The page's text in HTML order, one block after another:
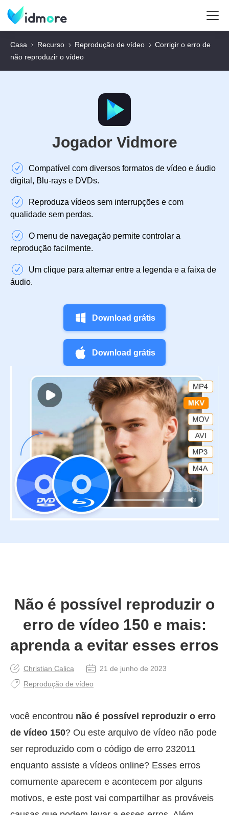
Casa Recurso Reprodução de vídeo
Corrigir o erro de
não reproduzir o vídeo
Jogador Vidmore
Compatível com diversos formatos de vídeo e áudio
digital, Blu-rays e DVDs.
Reproduza vídeos sem interrupções e com
qualidade sem perdas.
O menu de navegação permite controlar a
reprodução facilmente.
Um clique para alternar entre a legenda e a faixa de
áudio.
Download grátis
Download grátis
Não é possível reproduzir o
erro de vídeo 150 e mais:
aprenda a evitar esses erros
Christian Calica
21 de junho de 2023
Reprodução de vídeo
você encontrou não é possível reproduzir o erro
de vídeo 150? Ou este arquivo de vídeo não pode
ser reproduzido com o código de erro 232011
enquanto assiste a vídeos online? Esses erros
comumente aparecem e acontecem por alguns
motivos, e este post vai compartilhar as prováveis